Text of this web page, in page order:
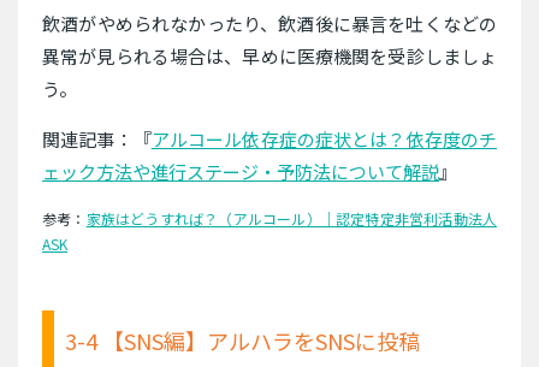
飲酒がやめられなかったり、飲酒後に暴言を吐くなどの
異常が見られる場合は、早めに医療機関を受診しましょ
う。
関連記事：『アルコール依存症の症状とは？依存度のチ
ェック方法や進行ステージ・予防法について解説』
参考： 家族はどうすれば？（アルコール）｜認定特定非営利活動法人
ASK
3-4 【SNS編】アルハラをSNSに投稿